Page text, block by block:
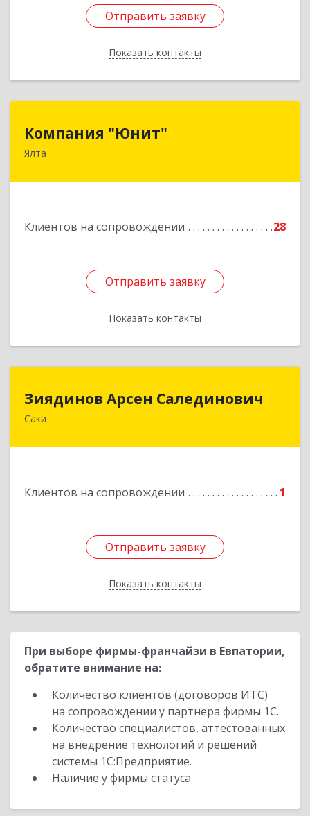
Отправить заявку
Показать контакты
Отправить заявку
Назад
Компания "Юнит"
Ялта
Клиентов на сопровождении 28
Отправить заявку
Показать контакты
298600, Крым Респ, Ялта г, Васильева ул, дом №
Отправить заявку
Назад
Зиядинов Арсен Салединович
Саки
Клиентов на сопровождении 1
Отправить заявку
Показать контакты
Отправить заявку
Назад
При выборе фирмы-франчайзи в Евпатории,
обратите внимание на:
Количество клиентов (договоров ИТС)
на сопровождении у партнера фирмы 1С.
Количество специалистов, аттестованных
на внедрение технологий и решений
системы 1С:Предприятие.
Наличие у фирмы статуса